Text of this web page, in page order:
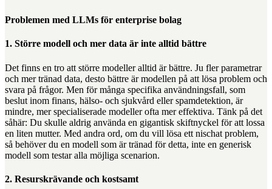
Problemen med LLMs för enterprise bolag
1. Större modell och mer data är inte alltid bättre
Det finns en tro att större modeller alltid är bättre. Ju fler parametrar
och mer tränad data, desto bättre är modellen på att lösa problem och
svara på frågor. Men för många specifika användningsfall, som
beslut inom finans, hälso- och sjukvård eller spamdetektion, är
mindre, mer specialiserade modeller ofta mer effektiva. Tänk på det
såhär: Du skulle aldrig använda en gigantisk skiftnyckel för att lossa
en liten mutter. Med andra ord, om du vill lösa ett nischat problem,
så behöver du en modell som är tränad för detta, inte en generisk
modell som testar alla möjliga scenarion.
2. Resurskrävande och kostsamt